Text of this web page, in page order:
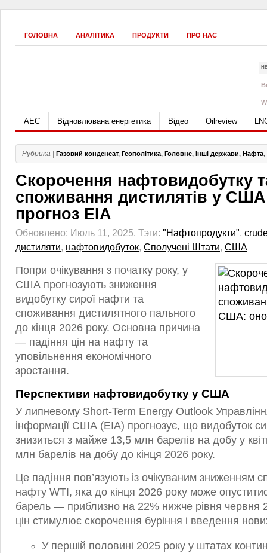
ГОЛОВНА АНАЛІТИКА ПРОДУКТИ ПРО НАС
АЕС Відновлювана енергетика Відео Oilreview
Рубрика | Газовий конденсат, Геополітика, Головне, Інші держави, Нафта,
Скорочення нафтовидобутку
споживання дистилятів у
прогноз EIA
Обновлено: Июль 11, 2025. Тэги: "Нафтопродукти",
дистиляти, нафтовидобуток, Сполучені Штати, США
Попри очікування з початку року, у
США прогнозують зниження
видобутку сирої нафти та
споживання дистилятного пального
до кінця 2026 року. Основна причина
— падіння цін на нафту та
уповільнення економічного
зростання.
Перспективи нафтовидобутку у США
У липневому Short-Term Energy Outlook
інформації США (EIA) прогнозує, що видобуток
знизиться з майже 13,5 млн барелів на добу у
млн барелів на добу до кінця 2026 року.
Це падіння пов’язують із очікуваним зниженням
нафту WTI, яка до кінця 2026 року може
барель — приблизно на 22% нижче рівня червня
цін стимулює скорочення буріння і введення
У першій половині 2025 року у штатах